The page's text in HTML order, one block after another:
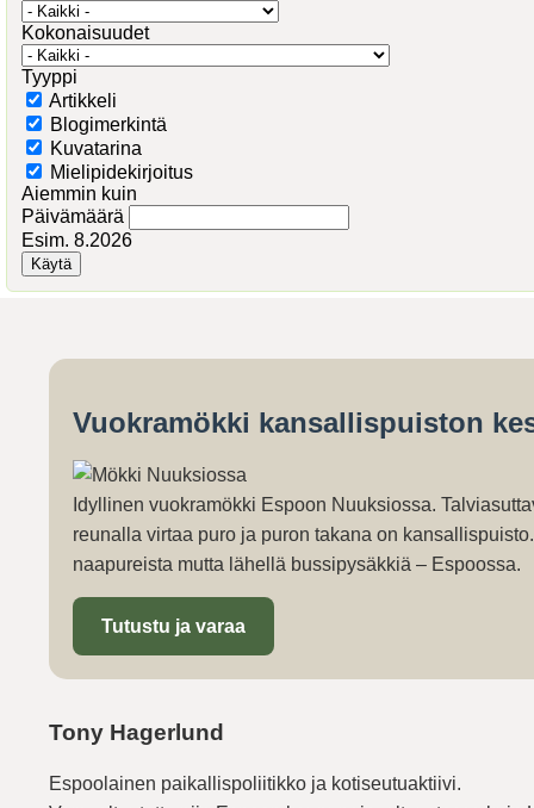
Kokonaisuudet
Tyyppi
Artikkeli
Blogimerkintä
Kuvatarina
Mielipidekirjoitus
Aiemmin kuin
Päivämäärä
Esim. 8.2026
Vuokramökki kansallispuiston
Idyllinen vuokramökki Espoon Nuuksiossa.
reunalla virtaa puro ja puron takana on
naapureista mutta lähellä bussipysäkkiä – Espoossa.
Tutustu ja varaa
Tony Hagerlund
Espoolainen paikallispoliitikko ja kotiseutuaktiivi.